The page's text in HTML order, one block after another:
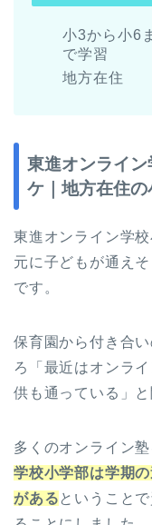
小3から小6
で学習
地方在住
東進オンライ
ケ｜地方在住
東進オンライン学
元に子どもが通え
です。
保育園から付き合
ろ「最近はオンラ
供も通っている」
多くのオンライン塾
学校小学部は学期
がある ということ